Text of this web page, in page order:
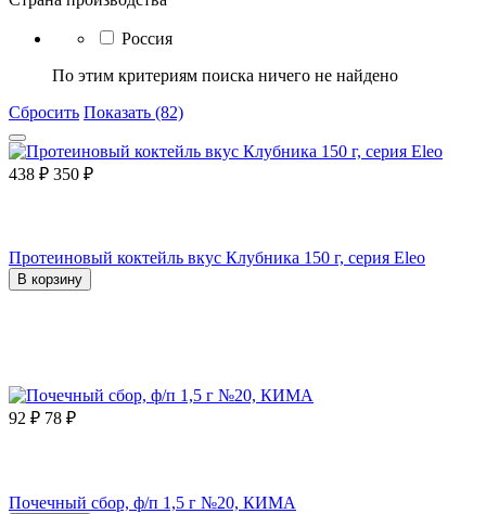
Россия
По этим критериям поиска ничего не найдено
Сбросить Показать (82)
438 ₽ 350 ₽
Протеиновый коктейль вкус Клубника 150 г, серия Eleo
В корзину
92 ₽ 78 ₽
Почечный сбор, ф/п 1,5 г №20, КИМА